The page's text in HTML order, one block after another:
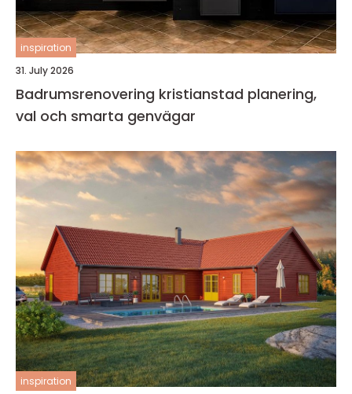
inspiration
31. July 2026
Badrumsrenovering kristianstad planering,
val och smarta genvägar
inspiration